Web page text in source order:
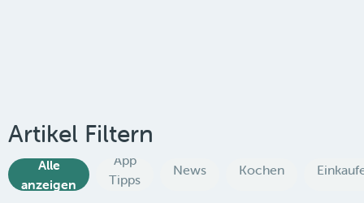
Artikel Filtern
Alle
anzeigen
App
Tipps
News Kochen